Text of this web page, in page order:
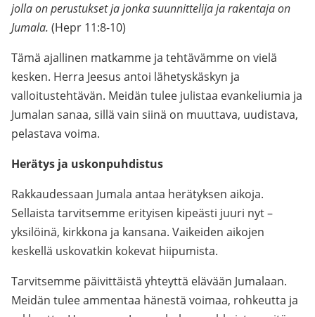
jolla on perustukset ja jonka suunnittelija ja rakentaja on
Jumala. (Hepr 11:8-10)
Tämä ajallinen matkamme ja tehtävämme on vielä
kesken. Herra Jeesus antoi lähetyskäskyn ja
valloitustehtävän. Meidän tulee julistaa evankeliumia ja
Jumalan sanaa, sillä vain siinä on muuttava, uudistava,
pelastava voima.
Herätys ja uskonpuhdistus
Rakkaudessaan Jumala antaa herätyksen aikoja.
Sellaista tarvitsemme erityisen kipeästi juuri nyt –
yksilöinä, kirkkona ja kansana. Vaikeiden aikojen
keskellä uskovatkin kokevat hiipumista.
Tarvitsemme päivittäistä yhteyttä elävään Jumalaan.
Meidän tulee ammentaa hänestä voimaa, rohkeutta ja